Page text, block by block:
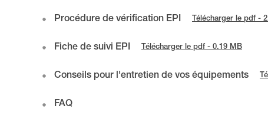
Procédure de vérification EPI Télécharger le pdf -
Fiche de suivi EPI Télécharger le pdf - 0.19 MB
Conseils pour l'entretien de vos équipements
FAQ